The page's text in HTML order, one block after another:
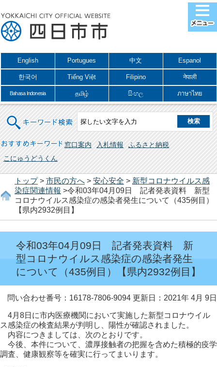
English Portugues 中文 Espanol
한국어 Tiếng Việt Filipino नेपाली
Bahasa Indonesia தமிழ் සිංහල ภาษาไทย
キーワード検索
おすすめキーワード 窓口案内 入札情報
ふるさと納税
こにゅうどうくん
トップ> 市民の方へ > 安心安全 > 新型コロナウイルス感
染症関連情報 >令和03年04月09日 記者発表資料 新型
コロナウイルス感染症の感染者発生について（435例目）
【県内2932例目】
令和03年04月09日 記者発表資料 新
型コロナウイルス感染症の感染者発生
について（435例目）【県内2932例目】
問い合わせ番号：16178-7806-9094 更新日：2021年 4月 9日
4月8日に市内医療機関において実施した新型コロナウイル
ス感染症の検査結果が判明し、陽性が確認されました。
内容につきましては、次のとおりです。
今後、本件について、濃厚接触者の把握を含めた積極的疫学
調査、健康観察等を確実に行ってまいります。